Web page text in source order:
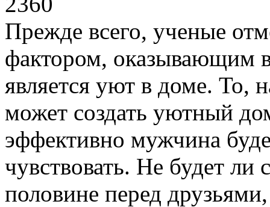
Прежде всего, ученые
фактором, оказывающим
является уют в доме. То,
может создать уютный
эффективно мужчина
чувствовать. Не будет
половине перед